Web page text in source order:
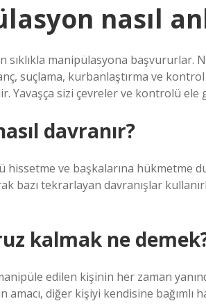
nasıl
sıklıkla manipülasyona başvururlar.
suçlama, kurbanlaştırma ve
Yavaşça sizi çevreler ve kontrolü ele
davranır?
hissetme ve başkalarına hükmetme
bazı tekrarlayan davranışlar
kalmak ne
edilen kişinin her zaman
amacı, diğer kişiyi kendisine bağımlı